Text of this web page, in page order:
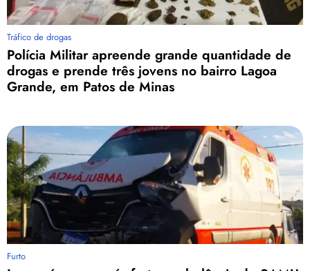
Tráfico de drogas
Polícia Militar apreende grande quantidade de
drogas e prende três jovens no bairro Lagoa
Grande, em Patos de Minas
Furto